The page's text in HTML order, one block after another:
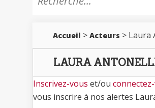
Accueil > Acteurs > Laura
LAURA
Inscrivez-vous et/ou
vous inscrire à nos alertes